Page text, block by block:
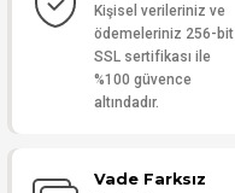
Kişisel verileriniz ve
ödemeleriniz 256-bit
SSL sertifikası ile
%100 güvence
altındadır.
Vade Farksız